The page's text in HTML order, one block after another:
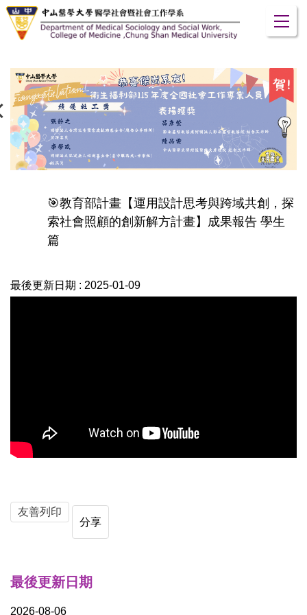
跳
到
內
容
區
🎯教育部計畫【運用設計思考與跨域共創，探
索社會照顧的創新解方計畫】成果報告 學生
篇
最後更新日期 : 2025-01-09
友善列印
分享
最後更新日期
2026-08-06